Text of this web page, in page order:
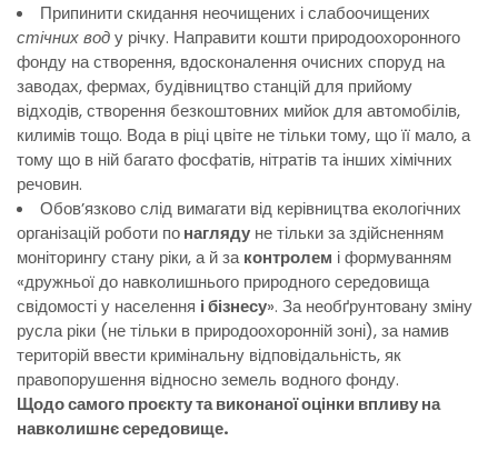
Припинити скидання неочищених і слабоочищених
стічних воду річку. Направити кошти природоохоронного
фонду на створення, вдосконалення очисних споруд на
заводах, фермах, будівництво станцій для прийому
відходів, створення безкоштовних мийок для автомобілів,
килимів тощо. Вода в ріці цвіте не тільки тому, що її мало, а
тому що в ній багато фосфатів, нітратів та інших хімічних
речовин.
Обов’язково слід вимагати від керівництва екологічних
організацій роботи понагляду не тільки за здійсненням
моніторингу стану ріки, а й законтролем і формуванням
«дружньої до навколишнього природного середовища
свідомості у населення і бізнесу». За необґрунтовану зміну
русла ріки (не тільки в природоохоронній зоні), за намив
територій ввести кримінальну відповідальність, як
правопорушення відносно земель водного фонду.
Щодо самого проєкту та виконаної оцінки впливу на
навколишнє середовище.